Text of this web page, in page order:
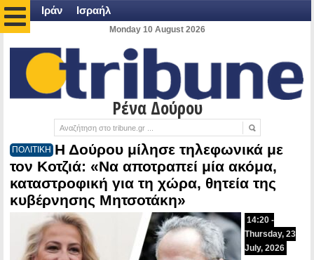
Ιράν Ισραήλ
Monday 10 August 2026
Ρένα Δούρου
ΠΟΛΙΤΙΚΗ Η Δούρου μίλησε τηλεφωνικά με
τον Κοτζιά: «Να αποτραπεί μία ακόμα,
καταστροφική για τη χώρα, θητεία της
κυβέρνησης Μητσοτάκη»
14:20 -
Thursday, 23
July, 2026